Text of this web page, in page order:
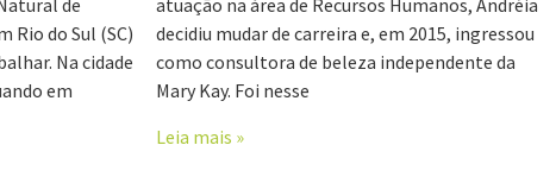
de
Rio do Sul (SC)
Na cidade
em
atuação na área de Recursos Humanos, Andréia
decidiu mudar de carreira e, em 2015, ingressou
como consultora de beleza independente da
Mary Kay. Foi nesse
Leia mais »